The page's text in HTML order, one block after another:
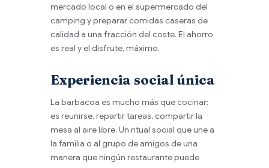
mercado local o en el supermercado del
camping y preparar comidas caseras de
calidad a una fracción del coste. El ahorro
es real y el disfrute, máximo.
Experiencia social única
La barbacoa es mucho más que cocinar:
es reunirse, repartir tareas, compartir la
mesa al aire libre. Un ritual social que une a
la familia o al grupo de amigos de una
manera que ningún restaurante puede